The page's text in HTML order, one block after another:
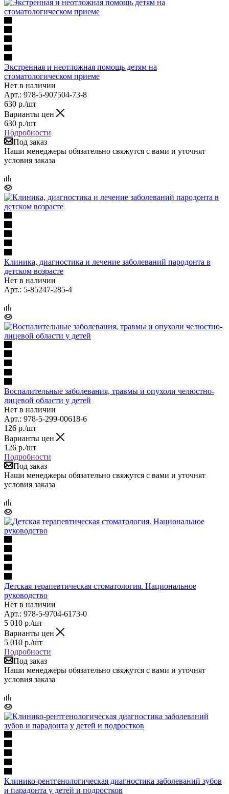
Экстренная и неотложная помощь детям на
стоматологическом приеме
Нет в наличии
Арт.: 978-5-907504-73-8
630 р./шт
Варианты цен
630 р./шт
Подробности
Под заказ
Наши менеджеры обязательно свяжутся с вами и уточнят
условия заказа
Клиника, диагностика и лечение заболеваний пародонта в
детском возрасте
Нет в наличии
Арт.: 5-85247-285-4
Воспалительные заболевания, травмы и опухоли челюстно-
лицевой области у детей
Нет в наличии
Арт.: 978-5-299-00618-6
126 р./шт
Варианты цен
126 р./шт
Подробности
Под заказ
Наши менеджеры обязательно свяжутся с вами и уточнят
условия заказа
Детская терапевтическая стоматология. Национальное
руководство
Нет в наличии
Арт.: 978-5-9704-6173-0
5 010 р./шт
Варианты цен
5 010 р./шт
Подробности
Под заказ
Наши менеджеры обязательно свяжутся с вами и уточнят
условия заказа
Клинико-рентгенологическая диагностика заболеваний зубов
и парадонта у детей и подростков